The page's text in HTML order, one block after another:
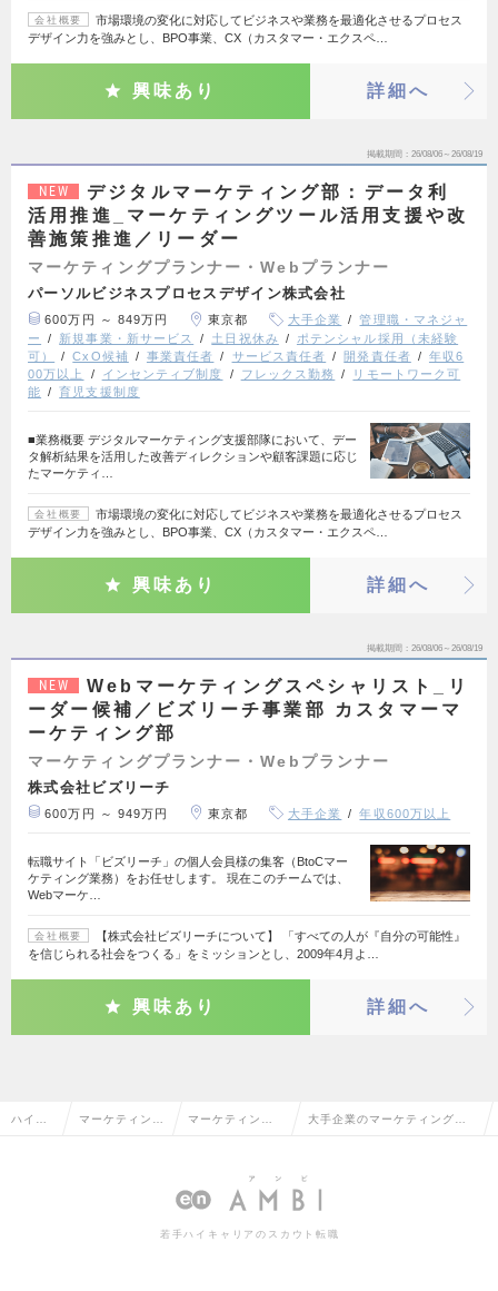
会社概要
市場環境の変化に対応してビジネスや業務を最適化させるプロセス
デザイン力を強みとし、BPO事業、CX（カスタマー・エクスペ…
興味あり 詳細へ
掲載期間 26/08/06～26/08/19
NEW
デジタルマーケティング部：データ利
活用推進_マーケティングツール活用支援や改
善施策推進／リーダー
マーケティングプランナー・Webプランナー
パーソルビジネスプロセスデザイン株式会社
600万円 ～ 849万円 東京都 大手企業
管理職・マネジャ
ー
新規事業・新サービス 土日祝休み
ポテンシャル採用（未経験
可）
CxO候補 事業責任者 サービス責任者 開発責任者
年収6
00万以上
インセンティブ制度 フレックス勤務
リモートワーク可
能
育児支援制度
■業務概要 デジタルマーケティング支援部隊において、デー
タ解析結果を活用した改善ディレクションや顧客課題に応じ
たマーケティ…
会社概要
市場環境の変化に対応してビジネスや業務を最適化させるプロセス
デザイン力を強みとし、BPO事業、CX（カスタマー・エクスペ…
興味あり 詳細へ
掲載期間 26/08/06～26/08/19
NEW
Webマーケティングスペシャリスト_リ
ーダー候補／ビズリーチ事業部 カスタマーマ
ーケティング部
マーケティングプランナー・Webプランナー
株式会社ビズリーチ
600万円 ～ 949万円 東京都 大手企業 年収600万以上
転職サイト「ビズリーチ」の個人会員様の集客（BtoCマー
ケティング業務）をお任せします。 現在このチームでは、
Webマーケ…
会社概要
【株式会社ビズリーチについて】 「すべての人が『自分の可能性』
を信じられる社会をつくる」をミッションとし、2009年4月よ…
興味あり 詳細へ
ハイク マーケティン マーケティング
bプランナー
大手企業のマーケティングプ
転職・求人情報一覧
若手ハイキャリアのスカウト転職